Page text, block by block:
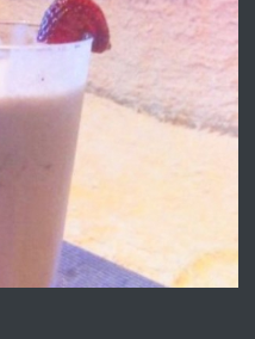
преди 4 дни
Офис под наем в кв.
Хасково-близо до
ТРИСТАЕН